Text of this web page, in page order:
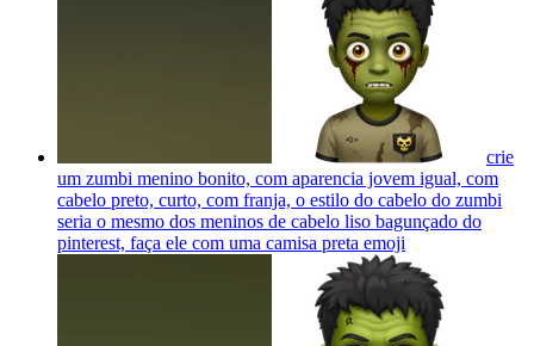
crie
um zumbi menino bonito, com aparencia jovem igual, com
cabelo preto, curto, com franja, o estilo do cabelo do zumbi
seria o mesmo dos meninos de cabelo liso bagunçado do
pinterest, faça ele com uma camisa preta emoji